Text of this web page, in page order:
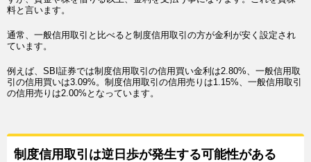
料と言います。
通常、一般信用取引と比べると制度信用取引の方が金利が安く設定され
ています。
例えば、SBI証券では制度信用取引の信用買い金利は2.80%、一般信用取
引の信用買いは3.09%。制度信用取引の信用売りは1.15%、一般信用取引
の信用売りは2.00%となっています。
制度信用取引は逆日歩が発生する可能性がある